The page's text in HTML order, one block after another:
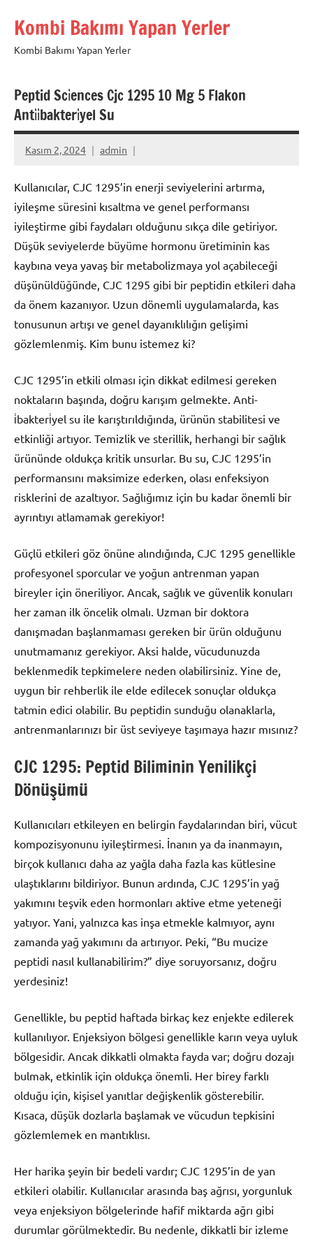
Kombi Bakımı Yapan Yerler
Kombi Bakımı Yapan Yerler
Peptid Sci̇ences Cjc 1295 10 Mg 5 Flakon
Anti̇i̇bakteri̇yel Su
Kasım 2, 2024 admin
Kullanıcılar, CJC 1295’in enerji seviyelerini artırma,
iyileşme süresini kısaltma ve genel performansı
iyileştirme gibi faydaları olduğunu sıkça dile getiriyor.
Düşük seviyelerde büyüme hormonu üretiminin kas
kaybına veya yavaş bir metabolizmaya yol açabileceği
düşünüldüğünde, CJC 1295 gibi bir peptidin etkileri daha
da önem kazanıyor. Uzun dönemli uygulamalarda, kas
tonusunun artışı ve genel dayanıklılığın gelişimi
gözlemlenmiş. Kim bunu istemez ki?
CJC 1295’in etkili olması için dikkat edilmesi gereken
noktaların başında, doğru karışım gelmekte. Anti-
i̇bakteri̇yel su ile karıştırıldığında, ürünün stabilitesi ve
etkinliği artıyor. Temizlik ve sterillik, herhangi bir sağlık
ürününde oldukça kritik unsurlar. Bu su, CJC 1295’in
performansını maksimize ederken, olası enfeksiyon
risklerini de azaltıyor. Sağlığımız için bu kadar önemli bir
ayrıntıyı atlamamak gerekiyor!
Güçlü etkileri göz önüne alındığında, CJC 1295 genellikle
profesyonel sporcular ve yoğun antrenman yapan
bireyler için öneriliyor. Ancak, sağlık ve güvenlik konuları
her zaman ilk öncelik olmalı. Uzman bir doktora
danışmadan başlanmaması gereken bir ürün olduğunu
unutmamanız gerekiyor. Aksi halde, vücudunuzda
beklenmedik tepkimelere neden olabilirsiniz. Yine de,
uygun bir rehberlik ile elde edilecek sonuçlar oldukça
tatmin edici olabilir. Bu peptidin sunduğu olanaklarla,
antrenmanlarınızı bir üst seviyeye taşımaya hazır mısınız?
CJC 1295: Peptid Biliminin Yenilikçi
Dönüşümü
Kullanıcıları etkileyen en belirgin faydalarından biri, vücut
kompozisyonunu iyileştirmesi. İnanın ya da inanmayın,
birçok kullanıcı daha az yağla daha fazla kas kütlesine
ulaştıklarını bildiriyor. Bunun ardında, CJC 1295’in yağ
yakımını teşvik eden hormonları aktive etme yeteneği
yatıyor. Yani, yalnızca kas inşa etmekle kalmıyor, aynı
zamanda yağ yakımını da artırıyor. Peki, “Bu mucize
peptidi nasıl kullanabilirim?” diye soruyorsanız, doğru
yerdesiniz!
Genellikle, bu peptid haftada birkaç kez enjekte edilerek
kullanılıyor. Enjeksiyon bölgesi genellikle karın veya uyluk
bölgesidir. Ancak dikkatli olmakta fayda var; doğru dozajı
bulmak, etkinlik için oldukça önemli. Her birey farklı
olduğu için, kişisel yanıtlar değişkenlik gösterebilir.
Kısaca, düşük dozlarla başlamak ve vücudun tepkisini
gözlemlemek en mantıklısı.
Her harika şeyin bir bedeli vardır; CJC 1295’in de yan
etkileri olabilir. Kullanıcılar arasında baş ağrısı, yorgunluk
veya enjeksiyon bölgelerinde hafif miktarda ağrı gibi
durumlar görülmektedir. Bu nedenle, dikkatli bir izleme